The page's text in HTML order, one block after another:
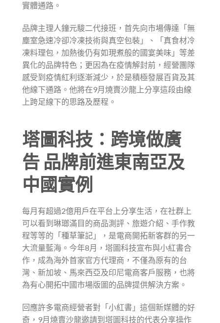
實體通路。
品牌主理人鐘元駿二代接班，首先向市場傳達「無
塵室急速冷卻冷凍技術與真空包裝」、「真食材冷
凍料理包，加熱後仍有如現煮般的國宴美味」等差
異化的品牌特色；更因為在疫情解封前，經營團隊
感受到疫情紅利逐漸減少，於是積極發展百貨及其
他線下通路。他將在9月燒賣沙龍上分享這段由線
上跨足線下的思路及歷程。
塔圖科技：跨境做廣
告 品牌前進東南亞及
中國實例
每月有超過2億用戶在平台上分享生活，在社群上
可以看到琳瑯滿目的商品測評、旅遊介紹、手作教
程等等的「種草筆記」，是電商開拓新客群的另一
大流量藍海。今年8月，塔圖科技宣布與小紅書合
作，成為海外首家官方代理商，不僅為原有的台
灣、新加坡、馬來西亞及印尼電商客戶服務，也將
為有心開拓中國市場版圖的品牌提供解決方案。
回應許多電商經營者對「小紅書」這個新媒體的好
奇，9月燒賣沙龍邀請到塔圖科技的代表分享操作